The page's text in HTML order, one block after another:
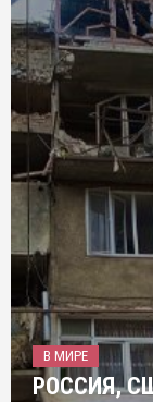
В МИРЕ
РОССИЯ,